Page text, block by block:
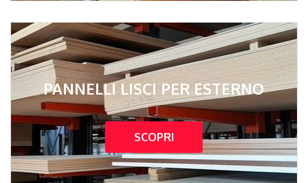
PANNELLI LISCI PER ESTERNO
SCOPRI